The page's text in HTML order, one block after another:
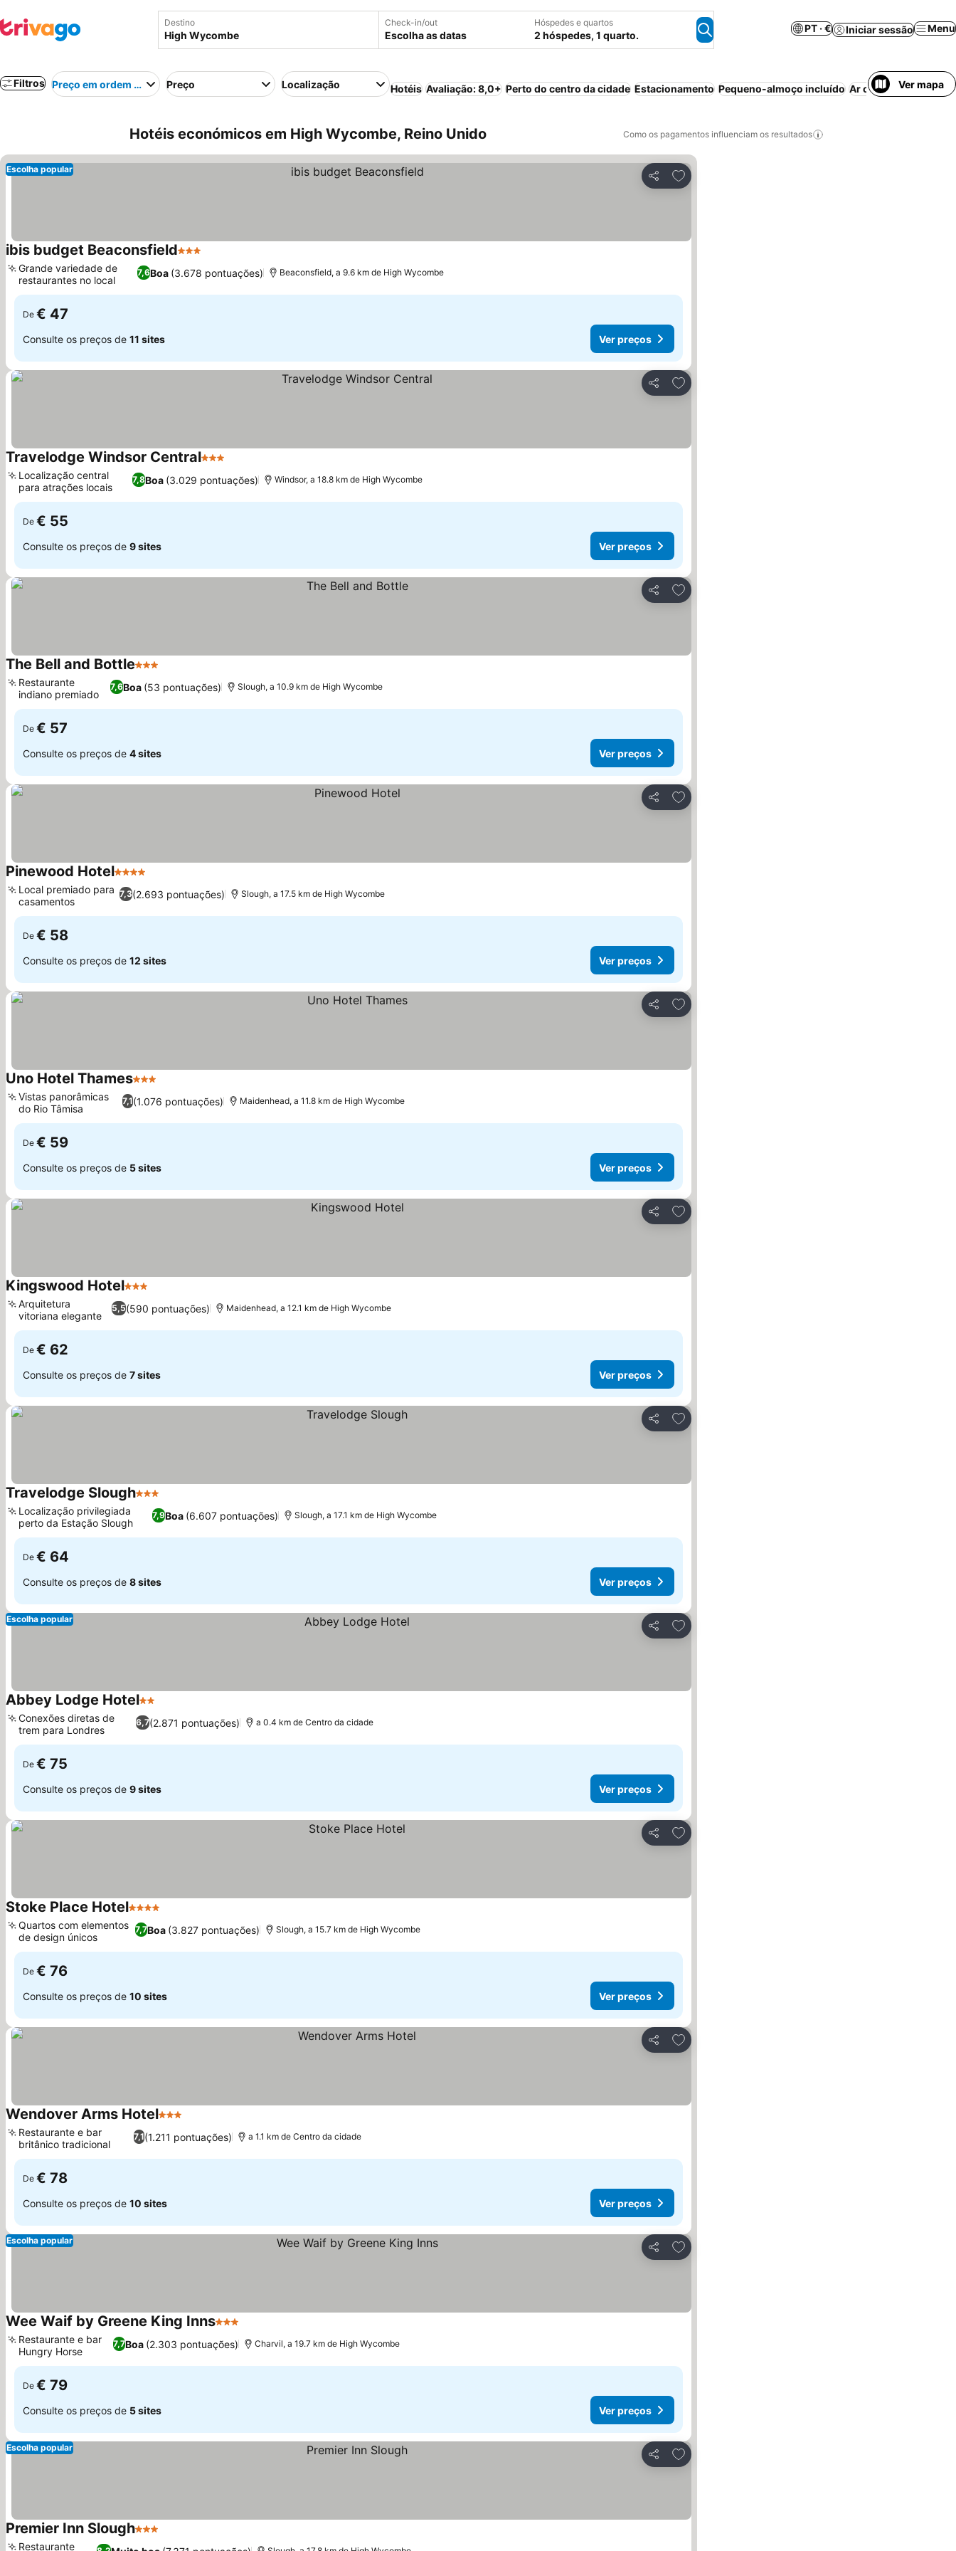
Destino Check-in/out
Escolha as datas
Hóspedes e quartos
2 hóspedes, 1 quarto.
PT · € Iniciar sessão Menu
Filtros Preço em ordem crescentePreço Localização Hotéis Avaliação: 8,0+ Perto do centro da cidade Estacionamento Pequeno-almoço incluído Ar condicionado
Ver mapa
Hotéis económicos em High Wycombe, Reino Unido Como os pagamentos influenciam os resultados
Partilhar
Adicionar aos favoritos
Escolha popular
ibis budget Beaconsfield3 Estrelas
7,6Boa (3.678 pontuações)
Grande variedade de
restaurantes no local
Beaconsfield, a 9.6 km de High Wycombe
De € 47
Consulte os preços de 11 sites Ver preços
Partilhar
Adicionar aos favoritos
Travelodge Windsor Central3 Estrelas
7,8Boa (3.029 pontuações)
Localização central
para atrações locais
Windsor, a 18.8 km de High Wycombe
De € 55
Consulte os preços de 9 sites Ver preços
Partilhar
Adicionar aos favoritos
The Bell and Bottle3 Estrelas
7,6Boa (53 pontuações)
Restaurante
indiano premiado
Slough, a 10.9 km de High Wycombe
De € 57
Consulte os preços de 4 sites Ver preços
Partilhar
Adicionar aos favoritos
Pinewood Hotel4 Estrelas
7,3(2.693 pontuações)
Local premiado para
casamentos
Slough, a 17.5 km de High Wycombe
De € 58
Consulte os preços de 12 sites Ver preços
Partilhar
Adicionar aos favoritos
Uno Hotel Thames3 Estrelas
7,1(1.076 pontuações)
Vistas panorâmicas
do Rio Tâmisa
Maidenhead, a 11.8 km de High Wycombe
De € 59
Consulte os preços de 5 sites Ver preços
Partilhar
Adicionar aos favoritos
Kingswood Hotel3 Estrelas
5,5(590 pontuações)
Arquitetura
vitoriana elegante
Maidenhead, a 12.1 km de High Wycombe
De € 62
Consulte os preços de 7 sites Ver preços
Partilhar
Adicionar aos favoritos
Travelodge Slough3 Estrelas
7,9Boa (6.607 pontuações)
Localização privilegiada
perto da Estação Slough
Slough, a 17.1 km de High Wycombe
De € 64
Consulte os preços de 8 sites Ver preços
Partilhar
Adicionar aos favoritos
Escolha popular
Abbey Lodge Hotel2 Estrelas
6,7(2.871 pontuações)
Conexões diretas de
trem para Londres
a 0.4 km de Centro da cidade
De € 75
Consulte os preços de 9 sites Ver preços
Partilhar
Adicionar aos favoritos
Stoke Place Hotel4 Estrelas
7,7Boa (3.827 pontuações)
Quartos com elementos
de design únicos
Slough, a 15.7 km de High Wycombe
De € 76
Consulte os preços de 10 sites Ver preços
Partilhar
Adicionar aos favoritos
Wendover Arms Hotel3 Estrelas
7,1(1.211 pontuações)
Restaurante e bar
britânico tradicional
a 1.1 km de Centro da cidade
De € 78
Consulte os preços de 10 sites Ver preços
Partilhar
Adicionar aos favoritos
Escolha popular
Wee Waif by Greene King Inns3 Estrelas
7,7Boa (2.303 pontuações)
Restaurante e bar
Hungry Horse
Charvil, a 19.7 km de High Wycombe
De € 79
Consulte os preços de 5 sites Ver preços
Partilhar
Adicionar aos favoritos
Escolha popular
Premier Inn Slough3 Estrelas
Restaurante